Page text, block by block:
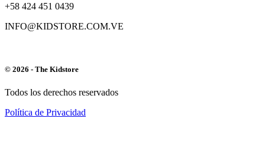
+58 424 451 0439
INFO@KIDSTORE.COM.VE
© 2026 - The Kidstore
Todos los derechos reservados
Política de Privacidad